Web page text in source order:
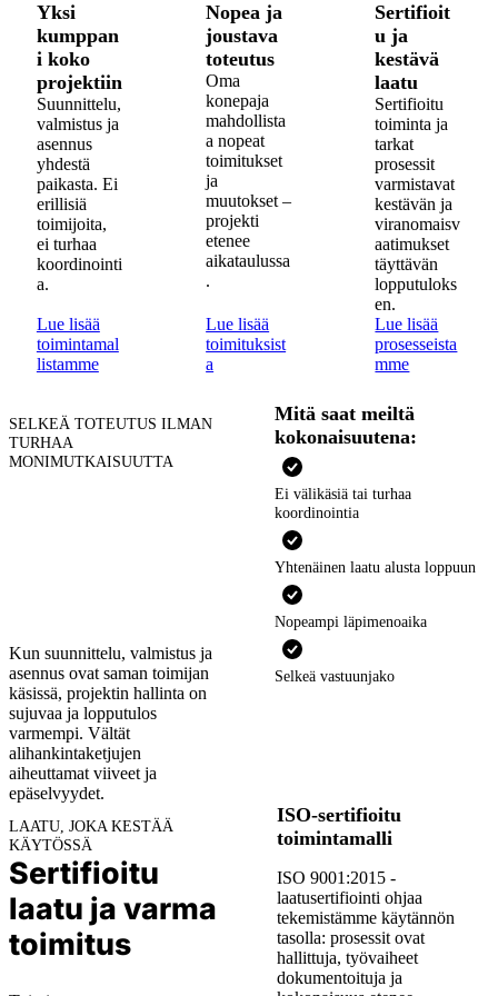
Yksi
kumppan
i koko
projektiin
Suunnittelu,
valmistus ja
asennus
yhdestä
paikasta. Ei
erillisiä
toimijoita,
ei turhaa
koordinointi
a.
Lue lisää
toimintamal
listamme
Nopea ja
joustava
toteutus
Oma
konepaja
mahdollista
a nopeat
toimitukset
ja
muutokset –
projekti
etenee
aikataulussa
.
Lue lisää
toimituksist
a
Sertifioit
u ja
kestävä
laatu
Sertifioitu
toiminta ja
tarkat
prosessit
varmistavat
kestävän ja
viranomaisv
aatimukset
täyttävän
lopputuloks
en.
Lue lisää
prosesseista
mme
SELKEÄ TOTEUTUS ILMAN
TURHAA
MONIMUTKAISUUTTA
Kun suunnittelu, valmistus ja
asennus ovat saman toimijan
käsissä, projektin hallinta on
sujuvaa ja lopputulos
varmempi. Vältät
alihankintaketjujen
aiheuttamat viiveet ja
epäselvyydet.
Mitä saat meiltä
kokonaisuutena:
Ei välikäsiä tai turhaa
koordinointia
Yhtenäinen laatu alusta loppuun
Nopeampi läpimenoaika
Selkeä vastuunjako
LAATU, JOKA KESTÄÄ
KÄYTÖSSÄ
Sertifioitu
laatu ja varma
toimitus
ISO-sertifioitu
toimintamalli
ISO 9001:2015 -
laatusertifiointi ohjaa
tekemistämme käytännön
tasolla: prosessit ovat
hallittuja, työvaiheet
dokumentoituja ja